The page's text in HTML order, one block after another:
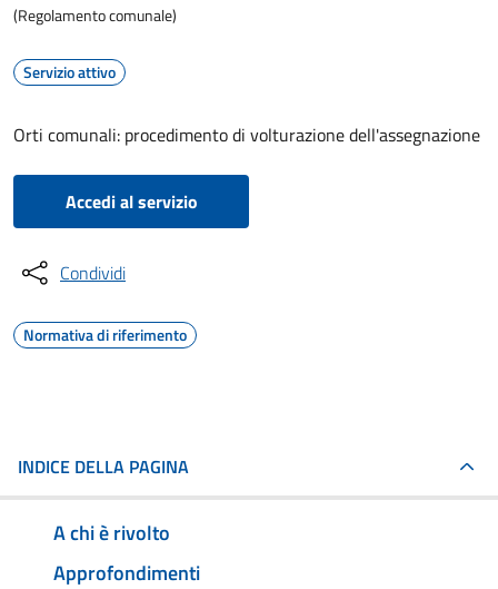
(Regolamento comunale)
Servizio attivo
Orti comunali: procedimento di volturazione dell'assegnazione
Accedi al servizio
Condividi
Normativa di riferimento
INDICE DELLA PAGINA
A chi è rivolto
Approfondimenti